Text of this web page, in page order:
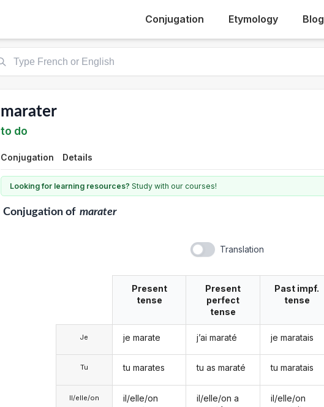
Conjugation Etymology Blog
marater
to do
Conjugation Details
Looking for learning resources? Study with our courses!
Conjugationof marater
Translation
Je
Tu
Il/elle/on
Present
tense
je marate
tu marates
il/elle/on
Present
perfect
tense
j’ai maraté
tu as maraté
il/elle/on a
Past impf.
tense
je maratais
tu maratais
il/elle/on